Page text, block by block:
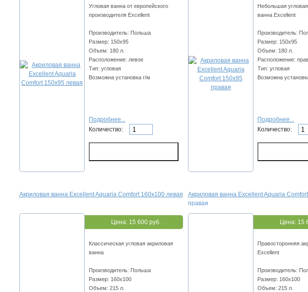
Угловая ванна от европейского
производителя Excellent
Производитель: Польша
Размер: 150x95
Объем: 180 л.
Расположение: левое
Тип: угловая
Возможна установка г/м
Подробнее...
Количество:
Небольшая
ванна Excellent
Производитель:
Размер: 150x95
Объем: 180 л.
Расположение:
Тип: угловая
Возможна
Подробнее...
Количество:
Акриловая ванна Excellent Aquaria Comfort 160x100 левая
Цена: 15 600 руб.
Классическая угловая акриловая
ванна
Производитель: Польша
Размер: 160x100
Объем: 215 л.
Акриловая ванна Excellent Aquaria
правая
Цена: 15
Правосторонняя
Excellent
Производитель:
Размер: 160x100
Объем: 215 л.